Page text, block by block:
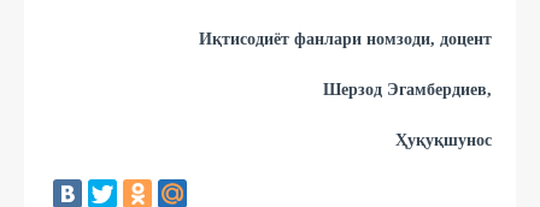
Иқтисодиёт фанлари номзоди, доцент
Шерзод Эгамбердиев,
Ҳуқуқшунос